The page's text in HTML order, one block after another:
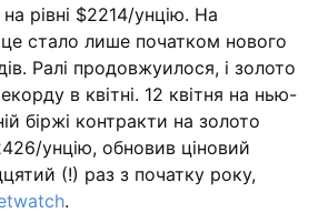
рівні $2214/унцію. На
стало лише початком нового
Ралі продовжуилося, і золото
в квітні. 12 квітня на нью-
біржі контракти на золото
унцію, обновив ціновий
(!) раз з початку року,
.